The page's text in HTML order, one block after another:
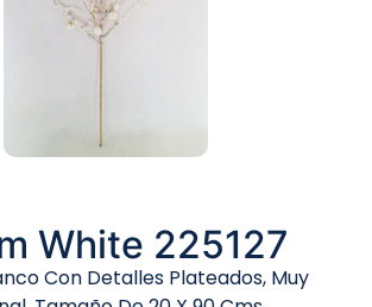
White 225127
Con Detalles Plateados, Muy